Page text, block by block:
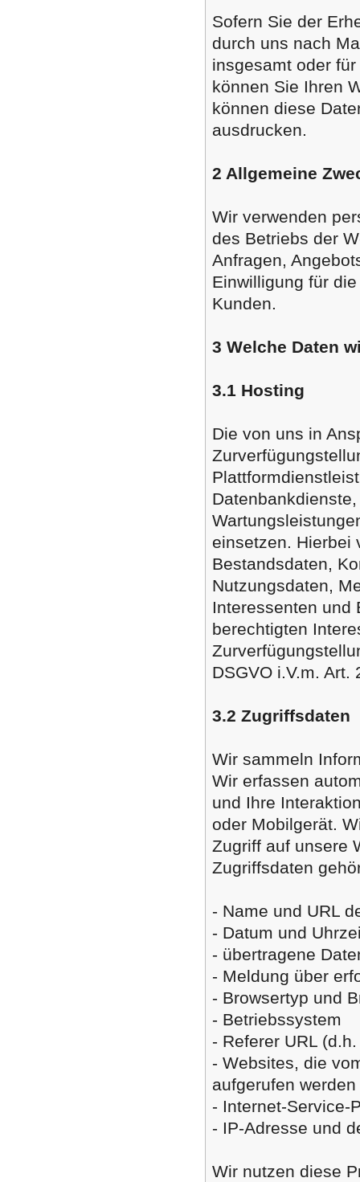
Sofern Sie der
durch uns nach
insgesamt oder
können Sie Ihren
können diese
ausdrucken.
2 Allgemeine
Wir verwenden
des Betriebs der
Anfragen,
Einwilligung für
Kunden.
3 Welche Daten
3.1 Hosting
Die von uns in
einsetzen. Hierbei
Bestandsdaten,
Nutzungsdaten,
Interessenten und
berechtigten
DSGVO i.V.m. Art.
3.2 Zugriffsdaten
Wir sammeln
Wir erfassen
und Ihre
oder Mobilgerät.
Zugriff auf unsere
Zugriffsdaten
- Name und URL
- Datum und
- übertragene
- Meldung über
- Browsertyp und
- Betriebssystem
- Referer URL
- Websites, die
aufgerufen werden
- Internet-Service-
- IP-Adresse und
Wir nutzen diese